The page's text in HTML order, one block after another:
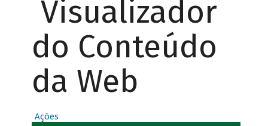
Visualizador
do Conteúdo
da Web
Ações